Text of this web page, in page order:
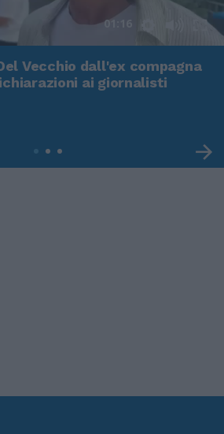
01:16
Vecchio dall'ex compagna
ai giornalisti